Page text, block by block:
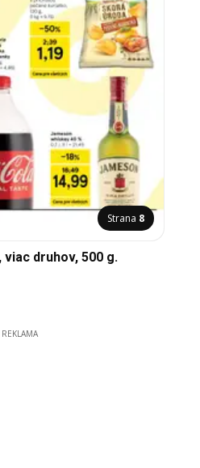
Strana 8
druhov, 500 g.
REKLAMA